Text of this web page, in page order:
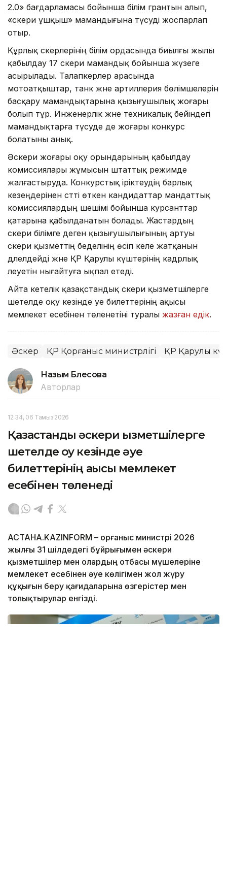
2.0» бағдарламасы бойынша білім грантын алып,
«әскери ұшқыш» мамандығына түсуді жоспарлап
отыр.
Құрлық әскерлерінің білім ордасында биылғы жылы
қабылдау 17 әскери мамандық бойынша жүзеге
асырылады. Талапкерлер арасында
мотоатқыштар, танк және артиллерия бөлімшелерін
басқару мамандықтарына қызығушылық жоғары
болып тұр. Инженерлік және техникалық бейіндегі
мамандықтарға түсуде де жоғары конкурс
болатыны анық.
Әскери жоғары оқу орындарының қабылдау
комиссиялары жұмысын штаттық режимде
жалғастыруда. Конкурстық іріктеудің барлық
кезеңдерінен сәтті өткен кандидаттар мандаттық
комиссиялардың шешімі бойынша курсанттар
қатарына қабылданатын болады. Жастардың
әскери білімге деген қызығушылығының артуы
әскери қызметтің беделінің өсіп келе жатқанын
дәлелдейді және ҚР Қарулы күштерінің кадрлық
әлеуетін нығайтуға ықпал етеді.
Айта кетелік қазақстандық әскери қызметшілерге
шетелде оқу кезінде әуе билеттерінің ақысы
мемлекет есебінен төленетіні туралы жазған едік.
Әскер ҚР Қорғаныс министрлігі ҚР Қарулы
Назым Бөлесова
Авторлар
12:34, 06 Тамыз 2026
Қазақстандық әскери қызметшілерге
шетелде оқу кезінде әуе
билеттерінің ақысы мемлекет
есебінен төленеді
АСТАНА.KAZINFORM – Қорғаныс министрі 2026
жылғы 31 шілдедегі бұйрығымен әскери
қызметшілер мен олардың отбасы мүшелеріне
мемлекет есебінен әуе көлігімен жол жүру
құқығын беру қағидаларына өзгерістер мен
толықтырулар енгізді.